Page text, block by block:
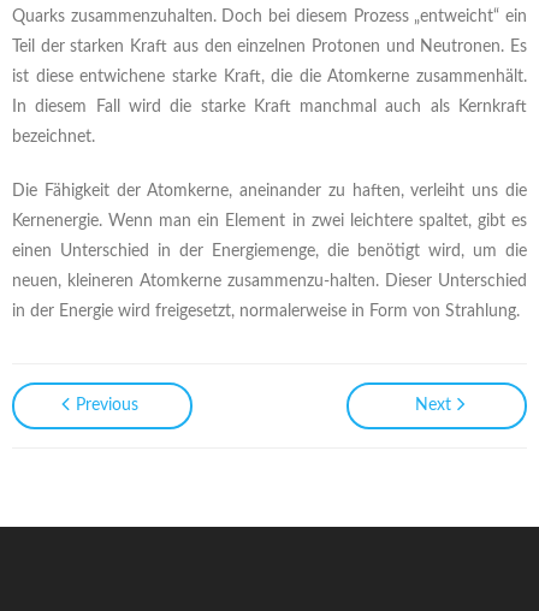
Quarks zusammenzuhalten. Doch bei diesem Prozess „entweicht“ ein
Teil der starken Kraft aus den einzelnen Protonen und Neutronen. Es
ist diese entwichene starke Kraft, die die Atomkerne zusammenhält.
In diesem Fall wird die starke Kraft manchmal auch als Kernkraft
bezeichnet.
Die Fähigkeit der Atomkerne, aneinander zu haften, verleiht uns die
Kernenergie. Wenn man ein Element in zwei leichtere spaltet, gibt es
einen Unterschied in der Energiemenge, die benötigt wird, um die
neuen, kleineren Atomkerne zusammenzu-halten. Dieser Unterschied
in der Energie wird freigesetzt, normalerweise in Form von Strahlung.
Previous Next